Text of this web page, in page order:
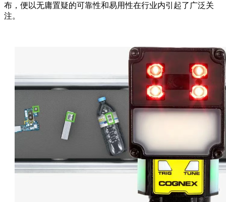
布，便以无庸置疑的可靠性和易用性在行业内引起了广泛关
注。